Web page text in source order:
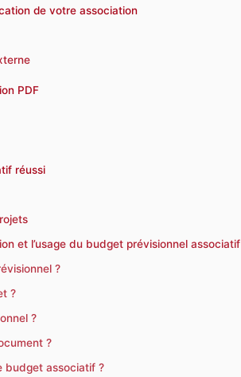
de votre association
PDF
réussi
et l’usage du budget prévisionnel associatif
?
?
?
?
budget associatif ?